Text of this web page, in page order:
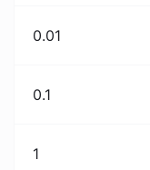
0.01
0.1
1